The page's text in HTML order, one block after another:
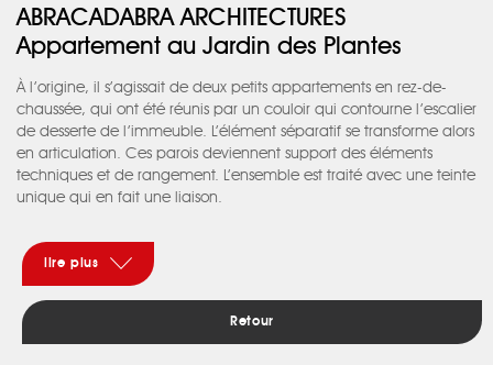
ABRACADABRA ARCHITECTURES
Appartement au Jardin des Plantes
À l’origine, il s’agissait de deux petits appartements en rez-de-
chaussée, qui ont été réunis par un couloir qui contourne l’escalier
de desserte de l’immeuble. L’élément séparatif se transforme alors
en articulation. Ces parois deviennent support des éléments
techniques et de rangement. L’ensemble est traité avec une teinte
unique qui en fait une liaison.
lire plus
Retour